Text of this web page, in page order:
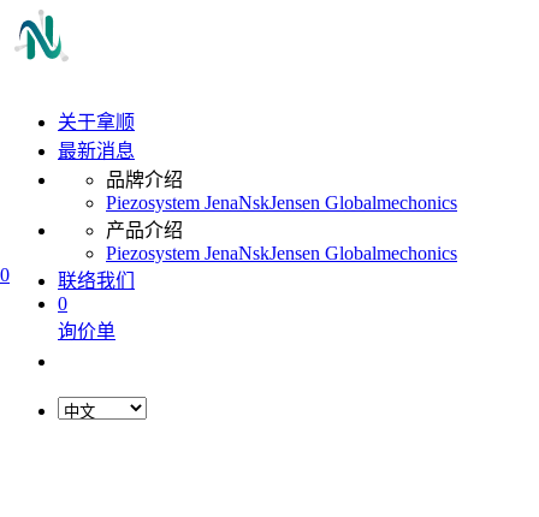
0
关于拿顺
最新消息
品牌介绍
Piezosystem JenaNskJensen Globalmechonics
产品介绍
Piezosystem JenaNskJensen Globalmechonics
联络我们
0
询价单